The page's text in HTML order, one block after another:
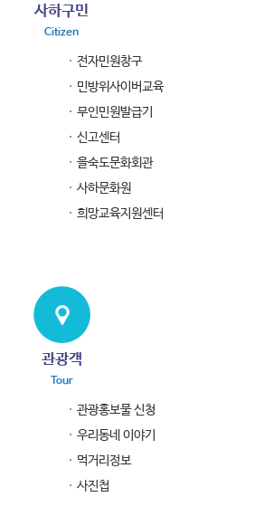
사하구민
Citizen
전자민원창구
민방위사이버교육
무인민원발급기
신고센터
을숙도문화회관
사하문화원
희망교육지원센터
관광객
Tour
관광홍보물 신청
우리동네 이야기
먹거리정보
사진첩